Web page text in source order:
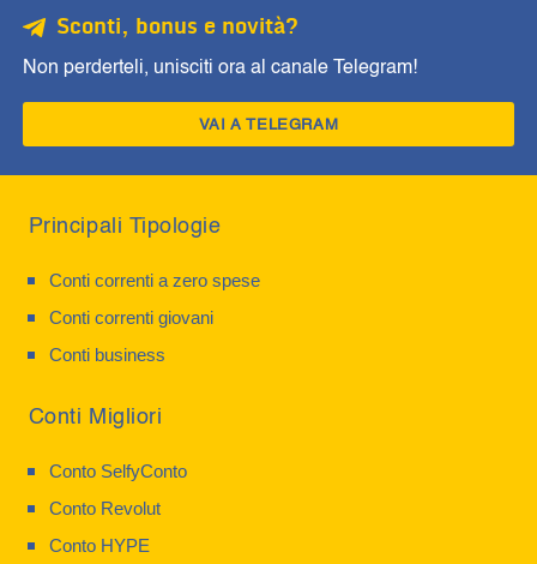
Sconti, bonus e novità?
Non perderteli, unisciti ora al canale Telegram!
VAI A TELEGRAM
Principali Tipologie
Conti correnti a zero spese
Conti correnti giovani
Conti business
Conti Migliori
Conto SelfyConto
Conto Revolut
Conto HYPE